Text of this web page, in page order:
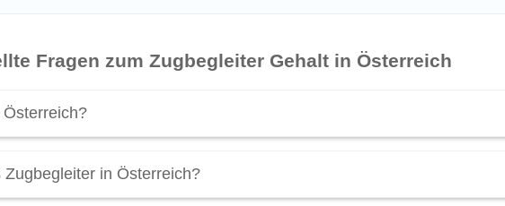
Fragen zum Zugbegleiter Gehalt in Österreich
Gehaltmal genauer an! (Stand 2026).
in Österreich?